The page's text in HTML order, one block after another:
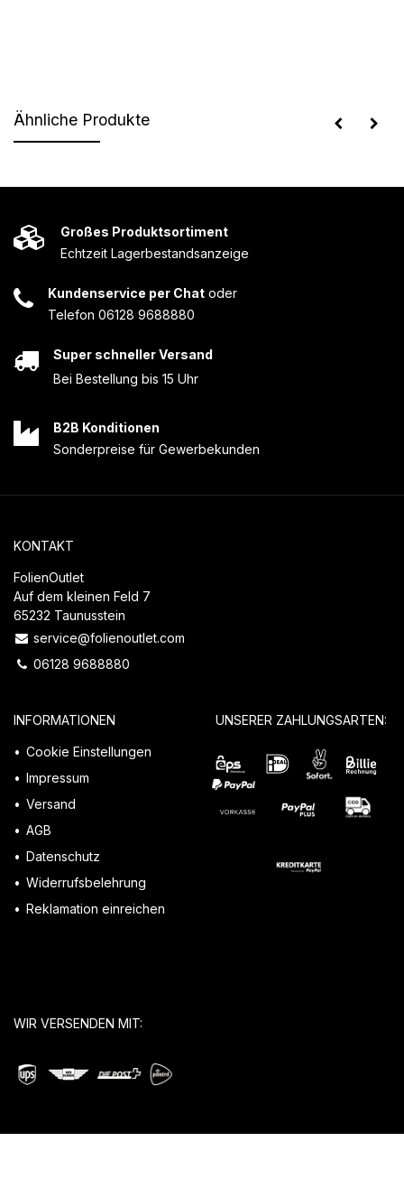
Ähnliche Produkte
Großes Produktsortiment
Echtzeit Lagerbestandsanzeige
Kundenservice per Chat oder
Telefon 06128 9688880
Super schneller Versand
Bei Bestellung bis 15 Uhr
B2B Konditionen
Sonderpreise für Gewerbekunden
KONTAKT
FolienOutlet
Auf dem kleinen Feld 7
65232 Taunusstein
service@folienoutlet.com
06128 9688880
INFORMATIONEN
Cookie Einstellungen
Impressum
Versand
AGB
Datenschutz
Widerrufsbelehrung
Reklamation einreichen
UNSERER ZAHLUNGSARTEN:
WIR VERSENDEN MIT: